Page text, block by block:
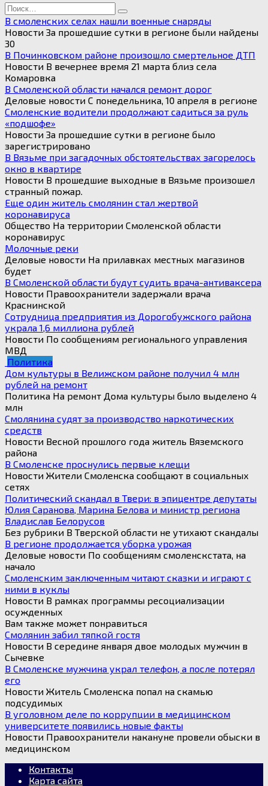
Search
for:
В смоленских селах нашли военные снаряды
Новости За прошедшие сутки в регионе были найдены
30
В Починковском районе произошло смертельное ДТП
Новости В вечернее время 21 марта близ села
Комаровка
В Смоленской области начался ремонт дорог
Деловые новости С понедельника, 10 апреля в регионе
Смоленские водители продолжают садиться за руль
«подшофе»
Новости За прошедшие сутки в регионе было
зарегистрировано
В Вязьме при загадочных обстоятельствах загорелось
окно в квартире
Новости В прошедшие выходные в Вязьме произошел
странный пожар.
Еще один житель смолянин стал жертвой
коронавируса
Общество На территории Смоленской области
коронавирус
Молочные реки
Деловые новости На прилавках местных магазинов
будет
В Смоленской области будут судить врача-антиваксера
Новости Правоохранители задержали врача
Краснинской
Сотрудница предприятия из Дорогобужского района
украла 1,6 миллиона рублей
Новости По сообщениям регионального управления
МВД
Политика
Дом культуры в Велижском районе получил 4 млн
рублей на ремонт
Политика На ремонт Дома культуры было выделено 4
млн
Смолянина судят за производство наркотических
средств
Новости Весной прошлого года житель Вяземского
района
В Смоленске проснулись первые клещи
Новости Жители Смоленска сообщают в социальных
сетях
Политический скандал в Твери: в эпицентре депутаты
Юлия Саранова, Марина Белова и министр региона
Владислав Белорусов
Без рубрики В Тверской области не утихают скандалы
В регионе продолжается уборка урожая
Деловые новости По сообщениям смоленскстата, на
начало
Смоленским заключенным читают сказки и играют с
ними в куклы
Новости В рамках программы ресоциализации
осужденных
Вам также может понравиться
Смолянин забил тяпкой гостя
Новости В середине января двое молодых мужчин в
Сычевке
В Смоленске мужчина украл телефон, а после потерял
его
Новости Житель Смоленска попал на скамью
подсудимых
В уголовном деле по коррупции в медицинском
университете появились новые факты
Новости Правоохранители накануне провели обыски в
медицинском
Контакты
Карта сайта